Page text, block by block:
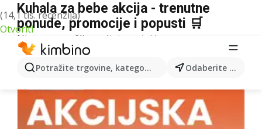
(14,1 tis. recenzija)
Otvoriti
Potražite trgovine, kategorije, proizvode... Odaberite grad
Kuhala za bebe akcija - trenutne
ponude, promocije i popusti 🛒
Nismo pronašli rezultate za taj izraz.
Više kataloga iz kategorije